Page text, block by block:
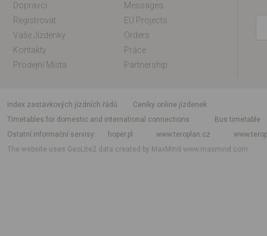
Dopravci
Messages
Registrovat
EU Projects
Vaše Jízdenky
Orders
Kontakty
Práce
Prodejní Místa
Partnership
index zastávkových jízdních řádů
Ceníky online jízdenek
Timetables for domestic and international connections
Bus timetable
Ostatní informační servisy
hoper.pl www.teroplan.cz
The website uses GeoLite2 data created by MaxMindwww.maxmind.com